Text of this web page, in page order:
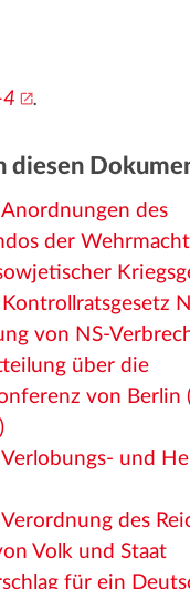
.
diesen
des
der
von NS-
über die
von Berlin
und
des
Volk und Staat
für ein